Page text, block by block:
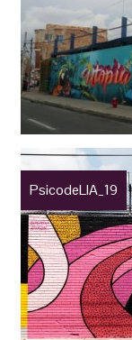
PsicodeLIA_19